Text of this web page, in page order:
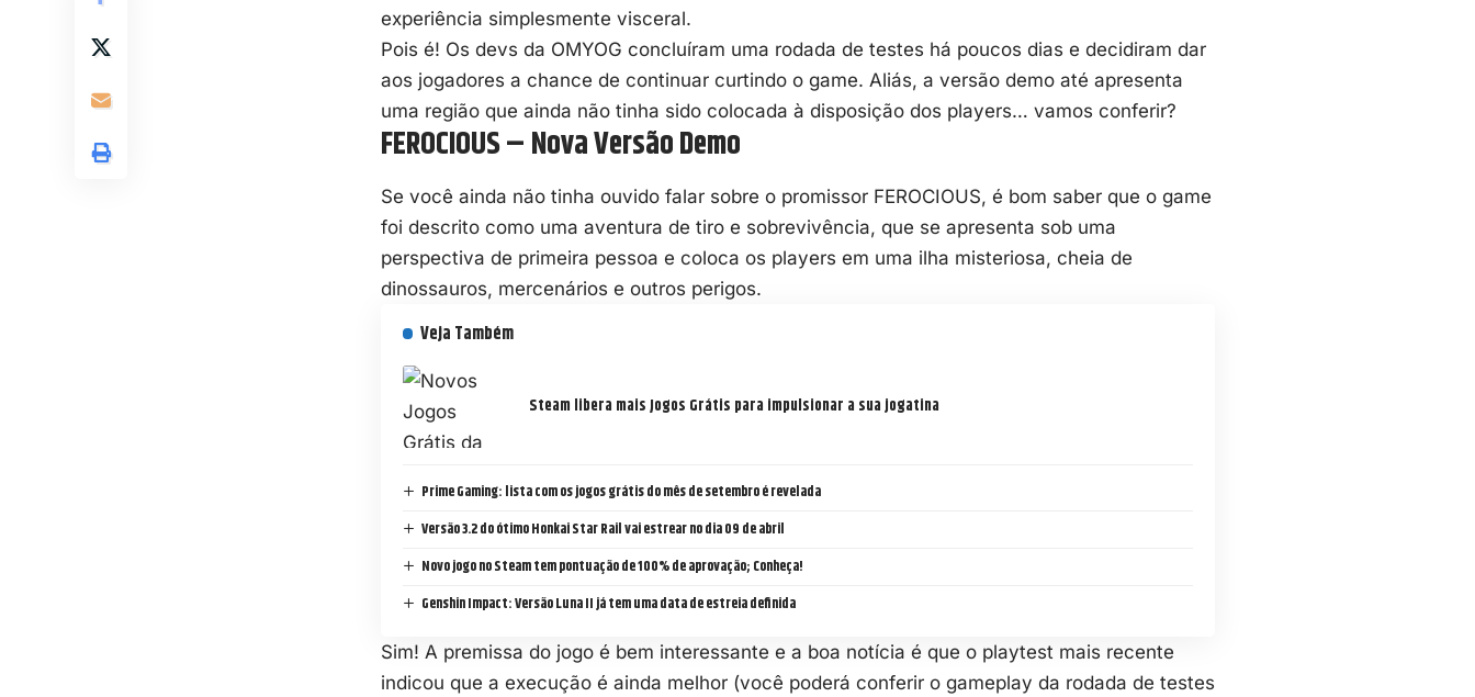
experiência simplesmente visceral.
Pois é! Os devs da OMYOG concluíram uma rodada de testes há poucos dias e decidiram dar
aos jogadores a chance de continuar curtindo o game. Aliás, a versão demo até apresenta
uma região que ainda não tinha sido colocada à disposição dos players… vamos conferir?
FEROCIOUS – Nova Versão Demo
Se você ainda não tinha ouvido falar sobre o promissor FEROCIOUS, é bom saber que o game
foi descrito como uma aventura de tiro e sobrevivência, que se apresenta sob uma
perspectiva de primeira pessoa e coloca os players em uma ilha misteriosa, cheia de
dinossauros, mercenários e outros perigos.
Veja Também
Steam libera mais Jogos Grátis para impulsionar a sua jogatina
Prime Gaming: lista com os jogos grátis do mês de setembro é revelada
Versão 3.2 do ótimo Honkai Star Rail vai estrear no dia 09 de abril
Novo jogo no Steam tem pontuação de 100% de aprovação; Conheça!
Genshin Impact: Versão Luna II já tem uma data de estreia definida
Sim! A premissa do jogo é bem interessante e a boa notícia é que o playtest mais recente
indicou que a execução é ainda melhor (você poderá conferir o gameplay da rodada de testes